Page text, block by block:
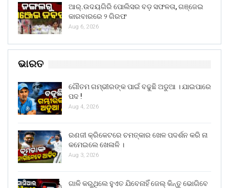
ଆର୍.ଉଦୟଗିରି ପୋଲିସର ବଡ଼ ସଫଳତା, ଗଞ୍ଜେଇ
କାରବାରରେ ୨ ଗିରଫ
Aug 6, 2026
ଭାରତ
ଗୌତମ ଗମ୍ଭୀରଙ୍କ ପାଇଁ ବଢୁଛି ଅଡୁଆ । ଯାଇପାରେ
ପଦ !
Aug 4, 2026
ରଣଜୀ କ୍ରିକେଟରେ ଚମତ୍କାର ଖେଳ ପଦର୍ଶନ କରି ନା
କମେଇଲେ ଖେଳାଳି ।
Aug 3, 2026
ଗାଳି କରୁଥିଲେ ହୁଏତ ଯିବେନାହିଁ ଜେଲ୍ କିନ୍ତୁ ଭୋଗିବେ